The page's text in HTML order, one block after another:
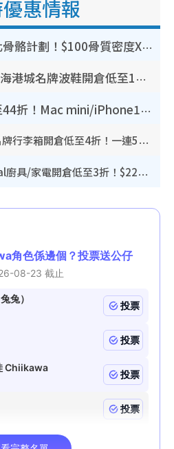
惠情報
港大推賽馬會強化骨骼計劃！$100骨質密度X光檢查 完成免費運動訓練送超市禮券！附參加資格
開倉優惠 | 尖沙咀海港城名牌波鞋開倉低至1折！On鞋$899起／Joy&Peace鞋履$98起
豐澤優惠勁減低至44折！Mac mini/iPhone17Pro大減價！廚房家電$220起
開倉優惠｜尖沙咀名牌行李箱開倉低至4折！一連5日 American Tourister/ace./Hallmark $200起！
廚具開倉｜特福Tefal廚具/家電開倉低至3折！$220起買平底鍋/炒鑊/湯煲！電飯煲/吸塵機/燙斗$418起